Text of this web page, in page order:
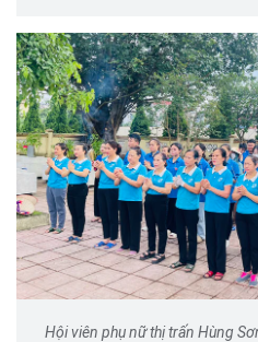
Hội viên phụ nữ thị trấn Hùng